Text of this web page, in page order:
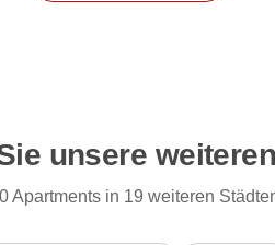
unsere
Apartments in 19 weiteren